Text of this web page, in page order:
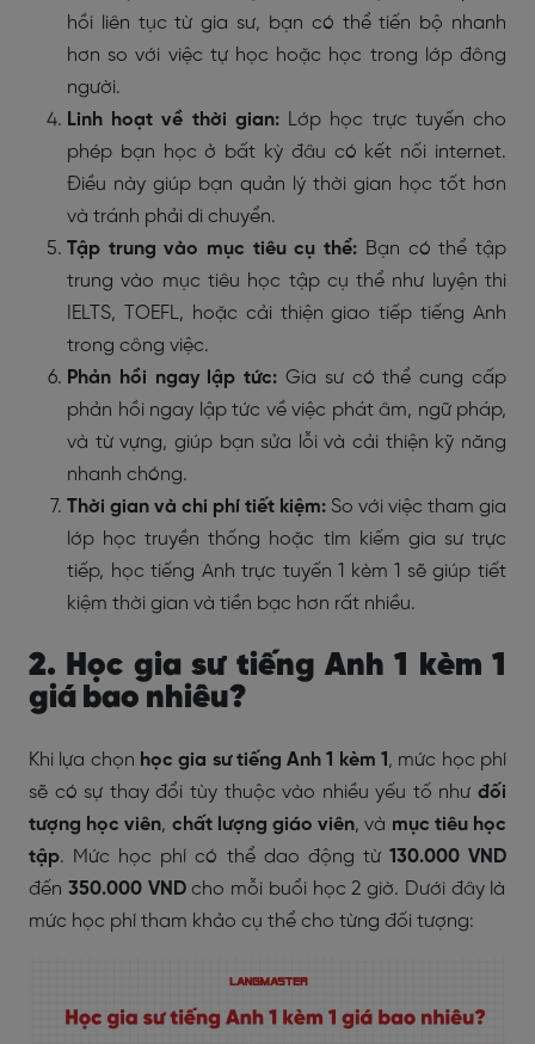
hồi liên tục từ gia sư, bạn có thể tiến bộ nhanh
hơn so với việc tự học hoặc học trong lớp đông
người.
Linh hoạt về thời gian: Lớp học trực tuyến cho
phép bạn học ở bất kỳ đâu có kết nối internet.
Điều này giúp bạn quản lý thời gian học tốt hơn
và tránh phải di chuyển.
Tập trung vào mục tiêu cụ thể: Bạn có thể tập
trung vào mục tiêu học tập cụ thể như luyện thi
IELTS, TOEFL, hoặc cải thiện giao tiếp tiếng Anh
trong công việc.
Phản hồi ngay lập tức: Gia sư có thể cung cấp
phản hồi ngay lập tức về việc phát âm, ngữ pháp,
và từ vựng, giúp bạn sửa lỗi và cải thiện kỹ năng
nhanh chóng.
Thời gian và chi phí tiết kiệm: So với việc tham gia
lớp học truyền thống hoặc tìm kiếm gia sư trực
tiếp, học tiếng Anh trực tuyến 1 kèm 1 sẽ giúp tiết
kiệm thời gian và tiền bạc hơn rất nhiều.
2. Học gia sư tiếng Anh 1 kèm 1
giá bao nhiêu?
Khi lựa chọn học gia sư tiếng Anh 1 kèm 1 , mức học phí
sẽ có sự thay đổi tùy thuộc vào nhiều yếu tố như đối
tượng học viên, chất lượng giáo viên, và mục tiêu học
tập. Mức học phí có thể dao động từ 130.000 VND
đến 350.000 VNDcho mỗi buổi học 2 giờ. Dưới đây là
mức học phí tham khảo cụ thể cho từng đối tượng: